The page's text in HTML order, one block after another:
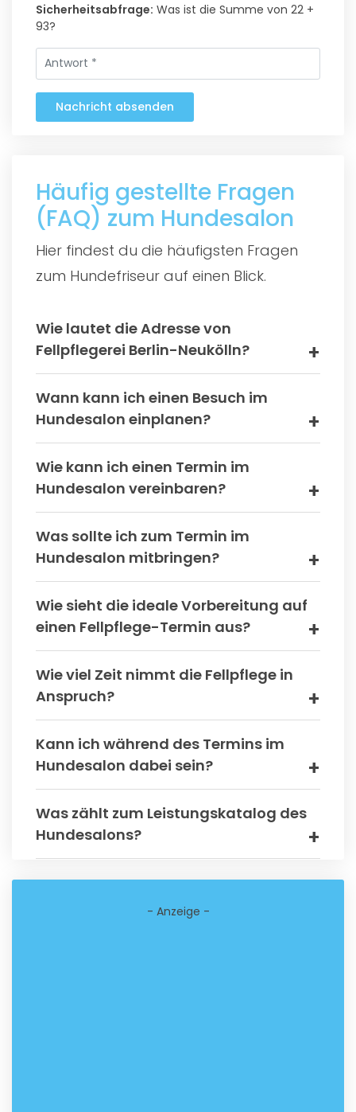
Sicherheitsabfrage: Was ist die Summe von 22 +
93?
Nachricht absenden
Häufig gestellte Fragen
(FAQ) zum Hundesalon
Hier findest du die häufigsten Fragen
zum Hundefriseur auf einen Blick.
Wie lautet die Adresse von
Fellpflegerei Berlin-Neukölln?
Wann kann ich einen Besuch im
Hundesalon einplanen?
Wie kann ich einen Termin im
Hundesalon vereinbaren?
Was sollte ich zum Termin im
Hundesalon mitbringen?
Wie sieht die ideale Vorbereitung auf
einen Fellpflege-Termin aus?
Wie viel Zeit nimmt die Fellpflege in
Anspruch?
Kann ich während des Termins im
Hundesalon dabei sein?
Was zählt zum Leistungskatalog des
Hundesalons?
- Anzeige -